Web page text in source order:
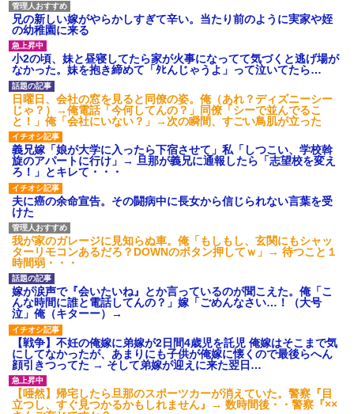
私「初めて飲む味だけどなん
のお茶？」彼「ちっ！」私「」
【GIF】JSのカンチョーワロ
タ
後続車にクラクションを鳴ら
され彼氏が逆切れ。「何クラク
ション鳴らしてんだ！降りてこ
いよ！」と怒鳴りだし...
【衝撃】報酬100万円超の治験
募集がこちらｗｗｗｗｗ(※画像
あり)
【ネット騒然】惨殺されたタ
ワマン頂き女子のこの動画、す
げえええええｗｗｗｗｗｗｗｗ
ｗｗｗ
【愕然】白のクラウン俺氏、
高速道路左車線を制限速度で走
った結果wwwwwwwwwwww
百年の恋12-899 食べた量を
張り合ってくる
【悲報】佐藤輝明・・・２軍
でも盛大にやらかす←あまり悲
しませないでくれ
兄の新しい嫁がやらかしすぎて辛い。当たり前のように実家や姪
の幼稚園に来る
小2の頃、妹と昼寝してたら家が火事になってて気づくと逃げ場が
なかった。妹を抱き締めて「ﾀﾋんじゃうよ」って泣いてたら…
日曜日、会社の窓を見ると同僚の姿。俺（あれ？ディズニーシー
じゃ？）→俺電話「今何してんの？」同僚「シーで並んでるこ
と！」俺「会社にいない？」→次の瞬間、すごい鳥肌が立った
義兄嫁「娘が大学に入ったら下宿させて」私「しつこい、学校斡
旋のアパートに行け」→ 旦那が義兄に通報したら「志望校を変え
ろ！」とキレて・・・
夫に癌の余命宣告。その闘病中に長女から信じられない言葉を受
けた
我が家のガレージに見知らぬ車。俺「もしもし、玄関にもシャッ
ターリモコンあるだろ？DOWNのボタン押してｗ」→ 待つこと１
時間弱・・・
嫁が涙声で『会いたいね』とか言っているのが聞こえた。俺「こ
んな時間に誰と電話してんの？」嫁「ごめんなさい…！（大号
泣」俺（キターー）→
【戦争】不妊の俺嫁に弟嫁が2日間4歳児を託児 俺嫁はそこまで気
にしてなかったが、あまりにも子供が俺嫁に懐くので最後らへん
顔引きつってた → そして弟嫁が迎えに来た翌日…
【唖然】帰宅したら旦那のスポーツカーが消えていた。警察『目
立つし、すぐ見つかるかもしれません』→ 数時間後・・警察『××